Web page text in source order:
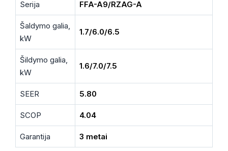
Serija FFA-A9/RZAG-A
Šaldymo galia,
kW
1.7/6.0/6.5
Šildymo galia,
kW
1.6/7.0/7.5
SEER 5.80
SCOP 4.04
Garantija 3 metai